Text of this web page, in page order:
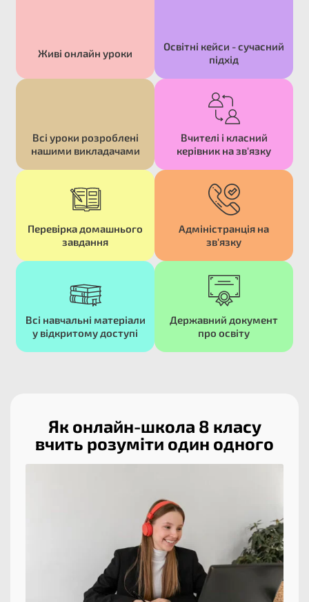
Живі онлайн уроки​
Освітні кейси - сучасний
підхід​
Всі уроки розроблені
нашими викладачами​
Вчителі і класний
керівник на зв'язку​
Перевірка домашнього
завдання​
Адміністранція на
зв'язку​
Всі навчальні матеріали
у відкритому доступі​
Державний документ
про освіту​
Як онлайн-школа 8 класу
вчить розуміти один одного